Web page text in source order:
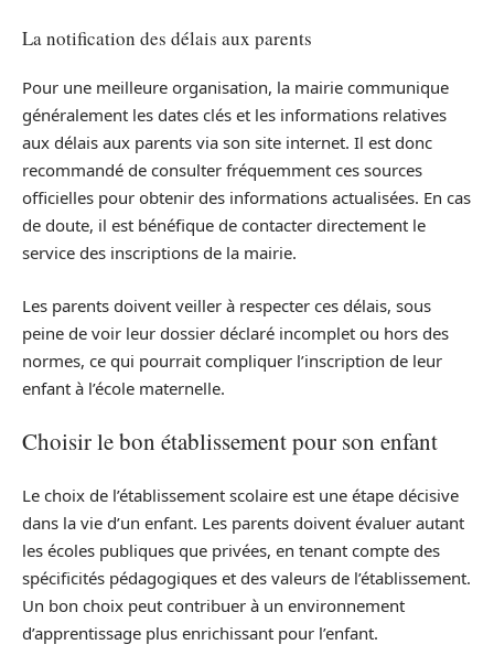
La notification des délais aux parents
Pour une meilleure organisation, la mairie communique
généralement les dates clés et les informations relatives
aux délais aux parents via son site internet. Il est donc
recommandé de consulter fréquemment ces sources
officielles pour obtenir des informations actualisées. En cas
de doute, il est bénéfique de contacter directement le
service des inscriptions de la mairie.
Les parents doivent veiller à respecter ces délais, sous
peine de voir leur dossier déclaré incomplet ou hors des
normes, ce qui pourrait compliquer l’inscription de leur
enfant à l’école maternelle.
Choisir le bon établissement pour son enfant
Le choix de l’établissement scolaire est une étape décisive
dans la vie d’un enfant. Les parents doivent évaluer autant
les écoles publiques que privées, en tenant compte des
spécificités pédagogiques et des valeurs de l’établissement.
Un bon choix peut contribuer à un environnement
d’apprentissage plus enrichissant pour l’enfant.